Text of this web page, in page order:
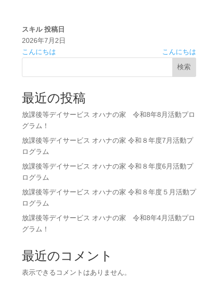
スキル 投稿日
2026年7月2日
こんにちは
こんにちは
検索
最近の投稿
放課後等デイサービス オハナの家 令和8年8月活動プロ
グラム！
放課後等デイサービス オハナの家 令和８年度7月活動プ
ログラム
放課後等デイサービス オハナの家 令和８年度6月活動プ
ログラム
放課後等デイサービス オハナの家 令和８年度５月活動プ
ログラム
放課後等デイサービス オハナの家 令和8年4月活動プロ
グラム！
最近のコメント
表示できるコメントはありません。